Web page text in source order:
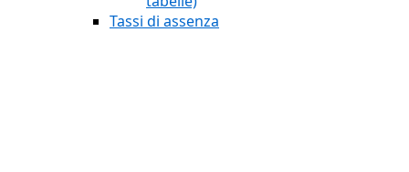
Tassi di assenza